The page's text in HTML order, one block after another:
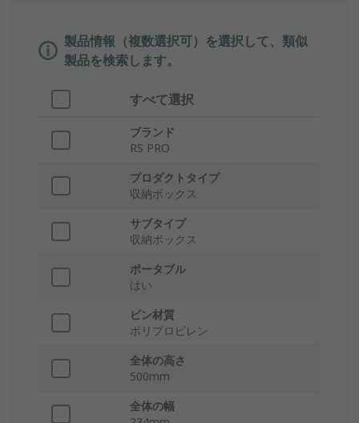
製品情報（複数選択可）を選択して、類似
製品を検索します。
すべて選択
ブランド
RS PRO
プロダクトタイプ
収納ボックス
サブタイプ
収納ボックス
ポータブル
はい
ビン材質
ポリプロピレン
全体の高さ
500mm
全体の幅